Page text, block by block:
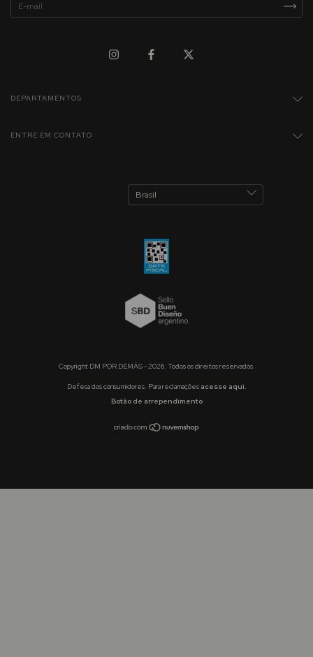
DEPARTAMENTOS
ENTRE EM CONTATO
Copyright DM POR DEMÁS - 2026. Todos os direitos reservados.
Defesa dos consumidores. Para reclamações acesse aqui.
Botão de arrependimento